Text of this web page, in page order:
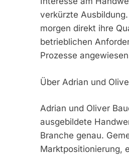
verkürzte
morgen direkt ihre
betrieblichen
Prozesse
Über Adrian und
Adrian und Oliver
ausgebildete
Branche genau.
Marktpositionierung,